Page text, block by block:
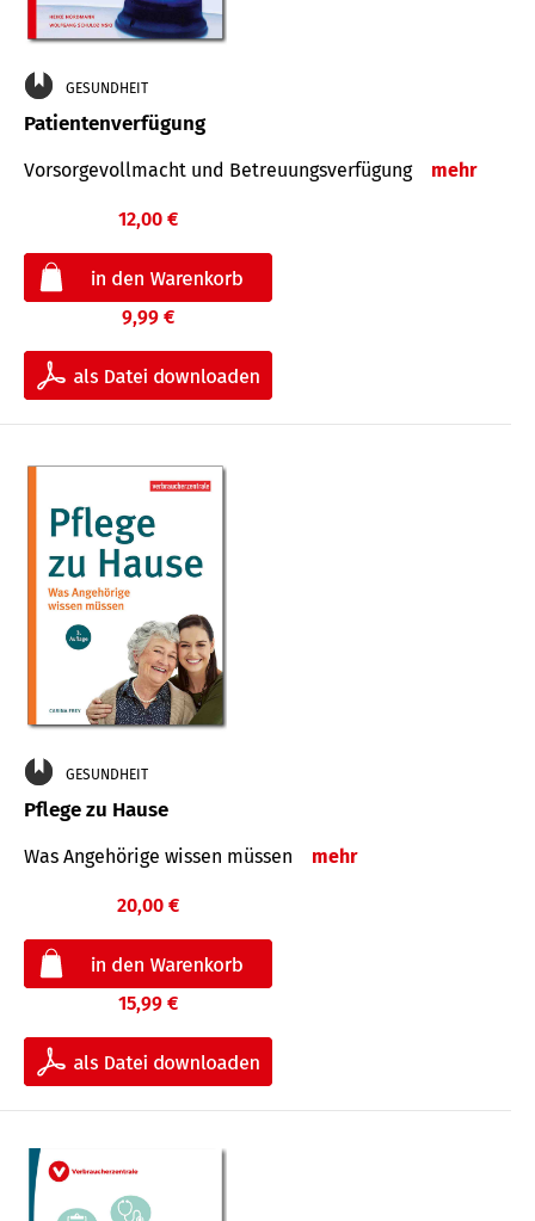
GESUNDHEIT
Patientenverfügung
Vorsorgevollmacht und Betreuungsverfügung mehr
12,00 €
9,99 €
GESUNDHEIT
Pflege zu Hause
Was Angehörige wissen müssen mehr
20,00 €
15,99 €